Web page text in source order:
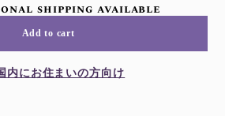
shipping available
Add to cart
内にお住まいの方向け